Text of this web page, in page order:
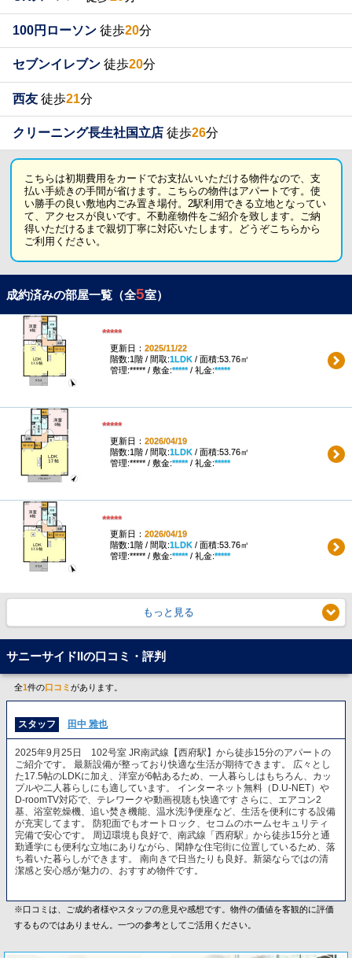
100円ローソン 徒歩20分
セブンイレブン 徒歩20分
西友 徒歩21分
クリーニング長生社国立店 徒歩26分
こちらは初期費用をカードでお支払いいただける物件なので、支
払い手続きの手間が省けます。こちらの物件はアパートです。使
い勝手の良い敷地内ごみ置き場付。2駅利用できる立地となってい
て、アクセスが良いです。不動産物件をご紹介を致します。ご納
得いただけるまで親切丁寧に対応いたします。どうぞこちらから
ご利用ください。
成約済みの部屋一覧（全5室）
*****
更新日： 2025/11/22
階数:1階 / 間取:1LDK/ 面積:53.76㎡
管理:***** / 敷金:*****/ 礼金:*****
*****
更新日： 2026/04/19
階数:1階 / 間取:1LDK/ 面積:53.76㎡
管理:***** / 敷金:*****/ 礼金:*****
*****
更新日： 2026/04/19
階数:1階 / 間取:1LDK/ 面積:53.76㎡
管理:***** / 敷金:*****/ 礼金:*****
もっと見る
サニーサイドIIの口コミ・評判
全1件の口コミ があります。
スタッフ 田中 雅也
2025年9月25日 102号室 JR南武線【西府駅】から徒歩15分のアパートの
ご紹介です。 最新設備が整っており快適な生活が期待できます。 広々とし
た17.5帖のLDKに加え、洋室が6帖あるため、一人暮らしはもちろん、カッ
プルや二人暮らしにも適しています。 インターネット無料（D.U-NET）や
D-roomTV対応で、テレワークや動画視聴も快適です さらに、エアコン2
基、浴室乾燥機、追い焚き機能、温水洗浄便座など、生活を便利にする設備
が充実してます。 防犯面でもオートロック、セコムのホームセキュリティ
完備で安心です。 周辺環境も良好で、南武線「西府駅」から徒歩15分と通
勤通学にも便利な立地にありながら、閑静な住宅街に位置しているため、落
ち着いた暮らしができます。 南向きで日当たりも良好。新築ならではの清
潔感と安心感が魅力の、おすすめ物件です。
※口コミは、ご成約者様やスタッフの意見や感想です。物件の価値を客観的に評価
するものではありません。一つの参考としてご活用ください。